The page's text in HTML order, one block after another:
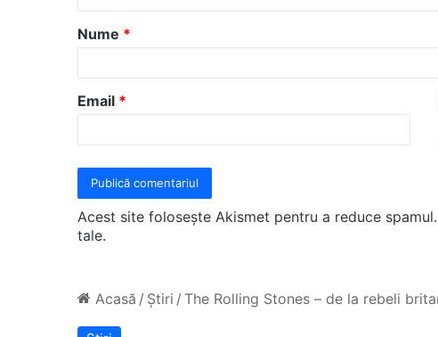
a
r
*
Nume *
Email *
Acest site folosește Akismet pentru a reduce spamul.
tale.